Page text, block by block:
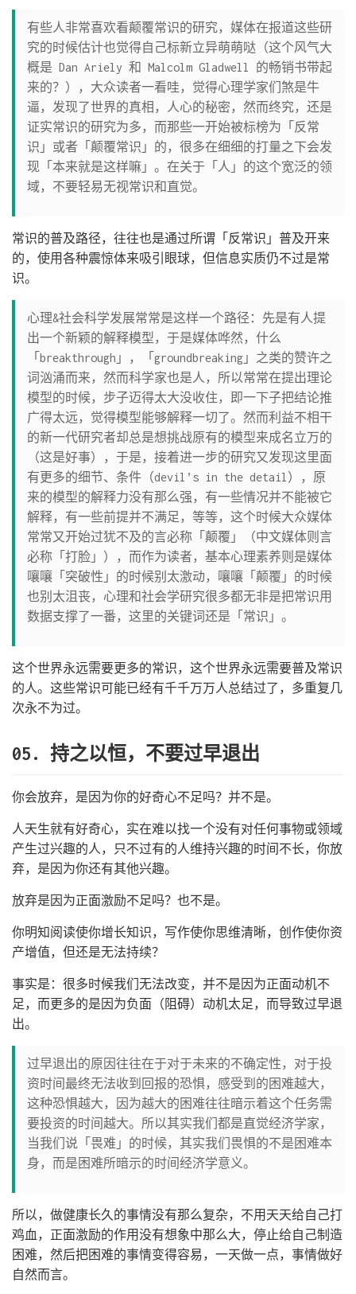
有些人非常喜欢看颠覆常识的研究，媒体在报道这些研
究的时候估计也觉得自己标新立异萌萌哒（这个风气大
概是 Dan Ariely 和 Malcolm Gladwell 的畅销书带起
来的？），大众读者一看哇，觉得心理学家们煞是牛
逼，发现了世界的真相，人心的秘密，然而终究，还是
证实常识的研究为多，而那些一开始被标榜为「反常
识」或者「颠覆常识」的，很多在细细的打量之下会发
现「本来就是这样嘛」。在关于「人」的这个宽泛的领
域，不要轻易无视常识和直觉。
常识的普及路径，往往也是通过所谓「反常识」普及开来
的，使用各种震惊体来吸引眼球，但信息实质仍不过是常
识。
心理&社会科学发展常常是这样一个路径：先是有人提
出一个新颖的解释模型，于是媒体哗然，什么
「breakthrough」，「groundbreaking」之类的赞许之
词汹涌而来，然而科学家也是人，所以常常在提出理论
模型的时候，步子迈得太大没收住，即一下子把结论推
广得太远，觉得模型能够解释一切了。然而利益不相干
的新一代研究者却总是想挑战原有的模型来成名立万的
（这是好事），于是，接着进一步的研究又发现这里面
有更多的细节、条件（devil’s in the detail），原
来的模型的解释力没有那么强，有一些情况并不能被它
解释，有一些前提并不满足，等等，这个时候大众媒体
常常又开始过犹不及的言必称「颠覆」（中文媒体则言
必称「打脸」），而作为读者，基本心理素养则是媒体
嚷嚷「突破性」的时候别太激动，嚷嚷「颠覆」的时候
也别太沮丧，心理和社会学研究很多都无非是把常识用
数据支撑了一番，这里的关键词还是「常识」。
这个世界永远需要更多的常识，这个世界永远需要普及常识
的人。这些常识可能已经有千千万万人总结过了，多重复几
次永不为过。
05. 持之以恒，不要过早退出
你会放弃，是因为你的好奇心不足吗？并不是。
人天生就有好奇心，实在难以找一个没有对任何事物或领域
产生过兴趣的人，只不过有的人维持兴趣的时间不长，你放
弃，是因为你还有其他兴趣。
放弃是因为正面激励不足吗？也不是。
你明知阅读使你增长知识，写作使你思维清晰，创作使你资
产增值，但还是无法持续？
事实是：很多时候我们无法改变，并不是因为正面动机不
足，而更多的是因为负面（阻碍）动机太足，而导致过早退
出。
过早退出的原因往往在于对于未来的不确定性，对于投
资时间最终无法收到回报的恐惧，感受到的困难越大，
这种恐惧越大，因为越大的困难往往暗示着这个任务需
要投资的时间越大。所以其实我们都是直觉经济学家，
当我们说「畏难」的时候，其实我们畏惧的不是困难本
身，而是困难所暗示的时间经济学意义。
所以，做健康长久的事情没有那么复杂，不用天天给自己打
鸡血，正面激励的作用没有想象中那么大，停止给自己制造
困难，然后把困难的事情变得容易，一天做一点，事情做好
自然而言。